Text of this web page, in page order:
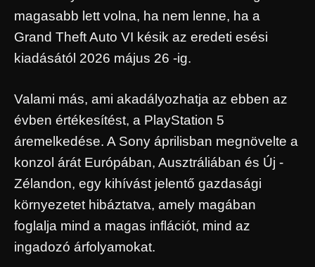
magasabb lett volna, ha nem lenne, ha a
Grand Theft Auto VI késik az eredeti esési
kiadásától 2026 május 26 -ig.
Valami más, ami akadályozhatja az ebben az
évben értékesítést, a PlayStation 5
áremelkedése. A Sony áprilisban megnövelte a
konzol árát Európában, Ausztráliában és Új -
Zélandon, egy kihívást jelentő gazdasági
környezetet hibáztatva, amely magában
foglalja mind a magas inflációt, mind az
ingadozó árfolyamokat.